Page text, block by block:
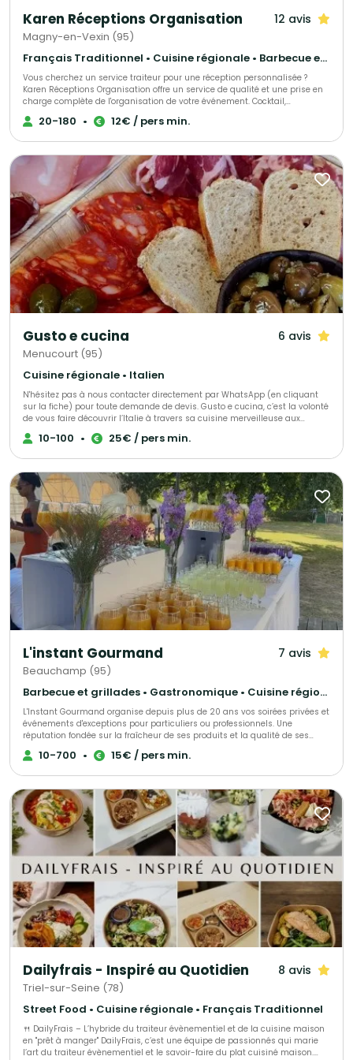
Karen Réceptions Organisation 12 avis
Magny-en-Vexin (95)
Français Traditionnel • Cuisine régionale • Barbecue et grillades
Vous cherchez un service traiteur pour une réception personnalisée ?
Karen Réceptions Organisation offre un service de qualité et une prise en
charge complète de l'organisation de votre événement. Cocktail,
déjeunatoire ou dînatoire ! Animation terroir, buffet rustique, bio, moyen-
âge, rôtisserie, barbecue et méchoui, cuisine du monde, chef à domicile,
20-180 • 12€ / pers min.
Gusto e cucina 6 avis
Menucourt (95)
Cuisine régionale • Italien
N'hésitez pas à nous contacter directement par WhatsApp (en cliquant
sur la fiche) pour toute demande de devis. Gusto e cucina, c’est la volonté
de vous faire découvrir l’Italie à travers sa cuisine merveilleuse aux
saveurs gourmandes et généreuses. Connaisseurs de la gastronomie
italienne ou en pleine éducation papillaire, venez déguster les spécialités
10-100 • 25€ / pers min.
L'instant Gourmand 7 avis
Beauchamp (95)
Barbecue et grillades • Gastronomique • Cuisine régionale
L'Instant Gourmand organise depuis plus de 20 ans vos soirées privées et
événements d'exceptions pour particuliers ou professionnels. Une
réputation fondée sur la fraîcheur de ses produits et la qualité de ses
prestations.
10-700 • 15€ / pers min.
Dailyfrais - Inspiré au Quotidien 8 avis
Triel-sur-Seine (78)
Street Food • Cuisine régionale • Français Traditionnel
🍴 DailyFrais – L’hybride du traiteur évènementiel et de la cuisine maison
en "prêt à manger" DailyFrais, c’est une équipe de passionnés qui marie
l’art du traiteur évènementiel et le savoir-faire du plat cuisiné maison.